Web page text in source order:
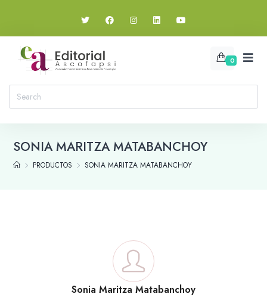
0
SONIA MARITZA MATABANCHOY
PRODUCTOS SONIA MARITZA MATABANCHOY
Sonia Maritza Matabanchoy